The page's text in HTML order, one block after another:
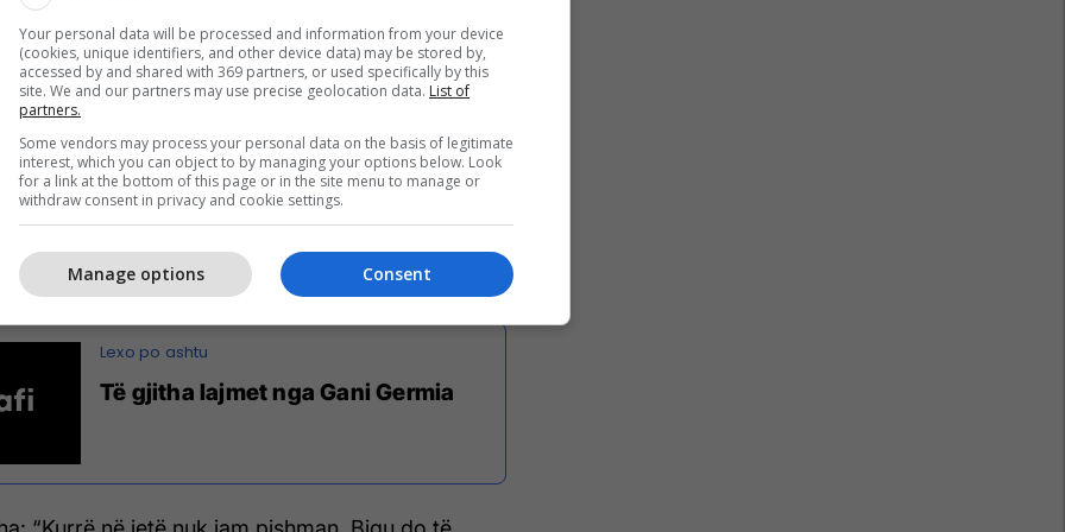
ka qenë shumë ngarkesë pas daljes. Duke e
jam mirë. E kam pasur një ngarkesë të
dolën edhe shumë gjëra që nuk i kam pritur, prej
u shpreh ai.
theksoi: “Kam qenë i shkëputur jashtë çdo
të merrem me familjen dhe jetën. Tani jam
Është format shou që trajton tema të
Të gjitha lajmet nga Gani Germia
Your personal data will be processed and information from your device
(cookies, unique identifiers, and other device data) may be stored by,
accessed by and shared with 369 partners, or used specifically by this
site. We and our partners may use precise geolocation data. List of
partners.
Some vendors may process your personal data on the basis of legitimate
interest, which you can object to by managing your options below. Look
for a link at the bottom of this page or in the site menu to manage or
withdraw consent in privacy and cookie settings.
Consent
Manage options